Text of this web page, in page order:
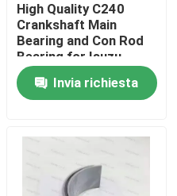
High Quality C240
Crankshaft Main
Bearing and Con Rod
Bearing for Isuzu
Motor Diesel Engine
Part
Invia richiesta